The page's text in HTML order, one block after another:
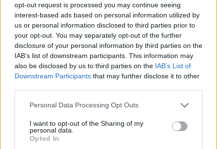
opt-out request is processed you may continue seeing
interest-based ads based on personal information utilized by
us or personal information disclosed to third parties prior to
your opt-out. You may separately opt-out of the further
disclosure of your personal information by third parties on the
IAB’s list of downstream participants. This information may
also be disclosed by us to third parties on the IAB’s List of
Downstream Participants that may further disclose it to other
Please note that this website/app uses one or more Google
not limited to your visit or usage behaviour. You may click to
grant or deny consent to Google and its third-party tags to
use your data for below specified purposes in below Google
Personal Data Processing Opt Outs
I want to opt-out of the Sharing of my
personal data.
Opted In
Mówimy o naprawdę specyficznym samochodzie.
Przynajmniej w tym momencie dziejowym. Trudnym w
tankowaniu i zdecydowanie "dla specjalnego klienta".
Jednak kiedy potraktujemy Mirai jak każdy inny
samochód, to okaże się, że jest fantastyczny.